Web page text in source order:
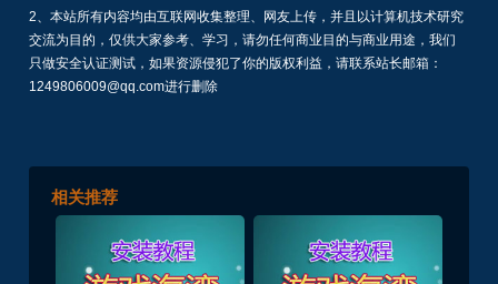
2、本站所有内容均由互联网收集整理、网友上传，并且以计算机技术研究
交流为目的，仅供大家参考、学习，请勿任何商业目的与商业用途，我们
只做安全认证测试，如果资源侵犯了你的版权利益，请联系站长邮箱：
1249806009@qq.com进行删除
相关推荐